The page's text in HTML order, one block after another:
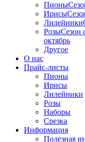
Пионы
Ирисы
Лилейники
РозыСезон
октябрь
Другое
О нас
Прайс-листы
Пионы
Ирисы
Лилейники
Розы
Наборы
Срезка
Информация
Полезная